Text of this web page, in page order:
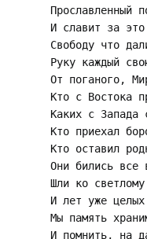
Прославленный
И славит за
Свободу что
Руку каждый
От поганого,
Кто с Востока
Каких с Запада
Кто приехал
Кто оставил
Они бились все
Шли ко
И лет уже
Мы память
И помнить, на